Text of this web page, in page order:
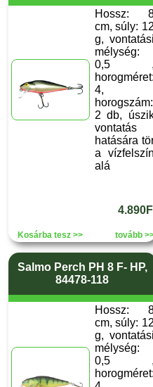
Hossz:
cm, súly: 12
g, vontatási
mélység:
0,5 ,
horogméret:
4,
horogszám:
2 db,
vontatás
hatására
a vízfelszín
alá
Kosárba tesz >> tovább
Salmo Perch PH 8 F- HP,
84478-118
Hossz:
cm, súly: 12
g, vontatási
mélység:
0,5 ,
horogméret: